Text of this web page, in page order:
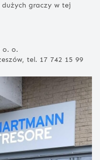
graczy w tej
o. o.
tel. 17 742 15 99